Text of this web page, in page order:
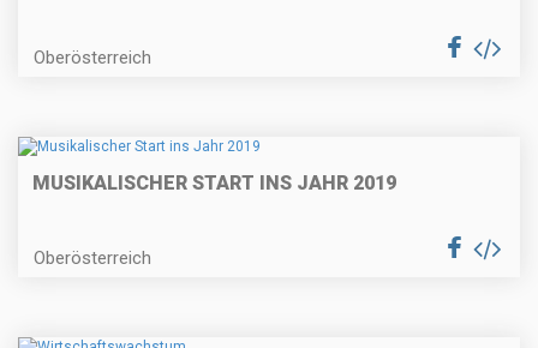
Oberösterreich
MUSIKALISCHER START INS JAHR 2019
Oberösterreich